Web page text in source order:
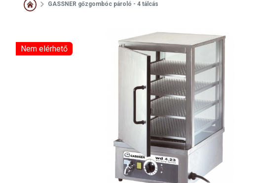
GASSNER gőzgombóc pároló - 4 tálcás
Nem elérhető